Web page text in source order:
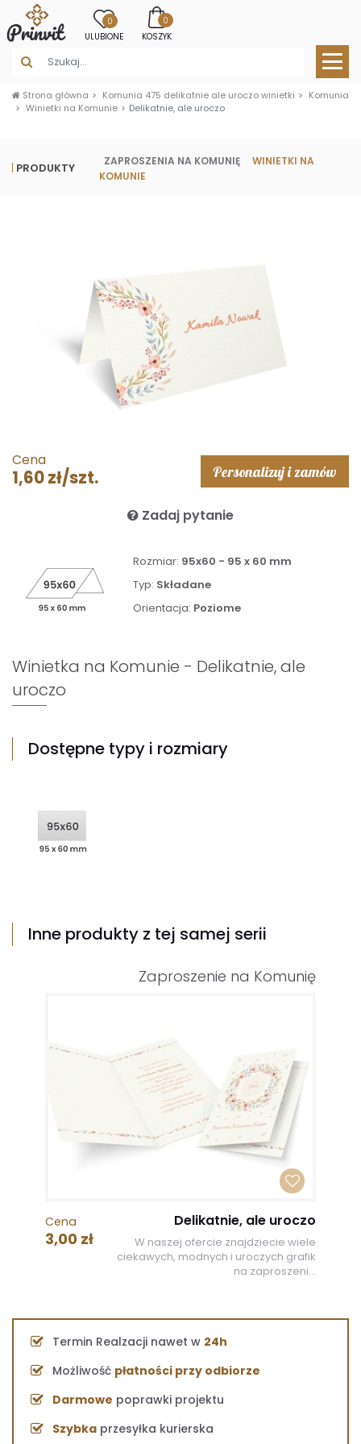
0
ULUBIONE
0
KOSZYK
Strona główna Komunia 475 delikatnie ale uroczo winietki
Komunia
Winietki na Komunie
Delikatnie, ale uroczo
PRODUKTY ZAPROSZENIA NA KOMUNIĘ
WINIETKI NA
KOMUNIE
Cena
1,60 zł/szt. Personalizuj i zamów
Zadaj pytanie
Rozmiar: 95x60 - 95 x 60 mm
Typ: Składane
Orientacja: Poziome
Winietka na Komunie - Delikatnie, ale
uroczo
Dostępne typy i rozmiary
Inne produkty z tej samej serii
Zaproszenie na Komunię
Cena
3,00 zł
Delikatnie, ale uroczo
W naszej ofercie znajdziecie wiele
ciekawych, modnych i uroczych grafik
na zaproszeni...
Termin Realzacji nawet w 24h
Możliwość płatności przy odbiorze
Darmowe poprawki projektu
Szybka przesyłka kurierska